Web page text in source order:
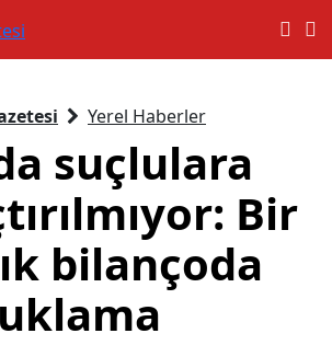
Yerel Haberler
suçlulara
Bir
bilançoda